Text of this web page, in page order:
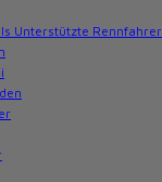
Unterstützte Rennfahrer